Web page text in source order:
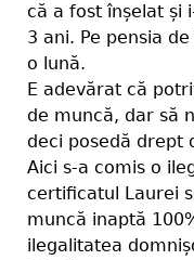
că a fost înșelat și
3 ani. Pe pensia
o lună.
E adevărat că
de muncă, dar să
deci posedă drept
Aici s-a comis o
certificatul Laurei
muncă inaptă
ilegalitatea